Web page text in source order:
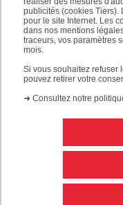
publicités (cookies Tiers).
pour le site Internet. Les
dans nos mentions
traceurs, vos paramètres
mois.
Si vous souhaitez refuser
pouvez retirer votre
➜ Consultez notre
Personnaliser les